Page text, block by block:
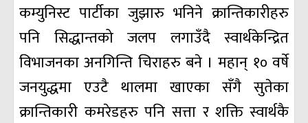
कम्युनिस्ट पार्टीका जुझारु भनिने क्रान्तिकारीहरु
पनि सिद्धान्तको जलप लगाउँदै स्वार्थकेन्द्रित
विभाजनका अनगिन्ति चिराहरु बने । महान्‌ १० वर्षे
जनयुद्धमा एउटै थालमा खाएका सँगै सुतेका
क्रान्तिकारी कमरेडहरु पनि सत्ता र शक्ति स्वार्थकै